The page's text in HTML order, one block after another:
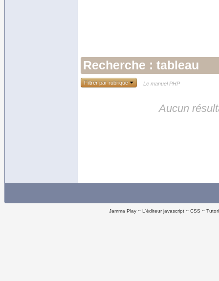
Recherche : tableau
Filtrer par rubrique Le manuel PHP
Aucun
Jamma Play L'éditeur javascript CSS